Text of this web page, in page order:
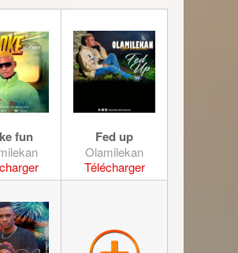
fun Fed up
Olamilekan
Télécharger